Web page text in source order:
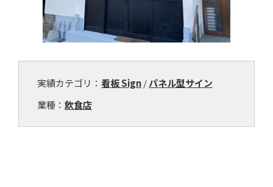
実績カテゴリ： 看板 Sign/パネル型サイン
業種： 飲食店